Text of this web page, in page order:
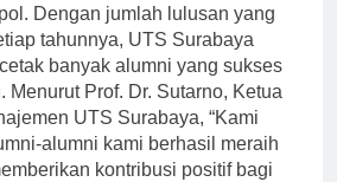
Dengan jumlah lulusan yang
tahunnya, UTS Surabaya
banyak alumni yang sukses
Menurut Prof. Dr. Sutarno, Ketua
UTS Surabaya, “Kami
alumni kami berhasil meraih
kontribusi positif bagi